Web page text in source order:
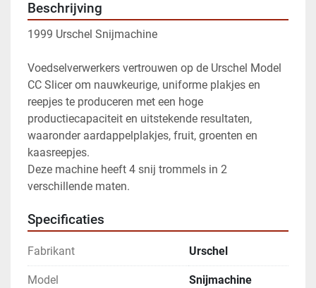
Beschrijving
1999 Urschel Snijmachine
Voedselverwerkers vertrouwen op de Urschel Model
CC Slicer om nauwkeurige, uniforme plakjes en
reepjes te produceren met een hoge
productiecapaciteit en uitstekende resultaten,
waaronder aardappelplakjes, fruit, groenten en
kaasreepjes.
Deze machine heeft 4 snij trommels in 2
verschillende maten.
Specificaties
Fabrikant Urschel
Model Snijmachine